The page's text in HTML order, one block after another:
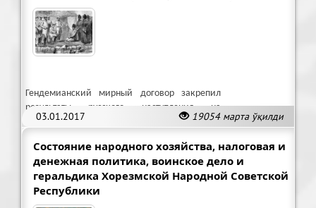
03.01.2017 19054 марта ўқилди
Гендемианский мирный договор закрепил
результаты русского наступления на
Хивинское ханство в феврале-мае 1873 г.
Состояние народного хозяйства, налоговая и
денежная политика, воинское дело и
геральдика Хорезмской Народной Советской
Республики